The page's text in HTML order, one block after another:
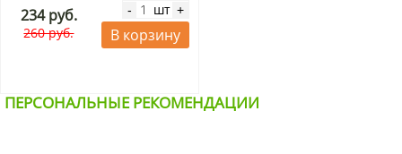
234 руб.
260 руб.
- шт +
В корзину
ПЕРСОНАЛЬНЫЕ РЕКОМЕНДАЦИИ